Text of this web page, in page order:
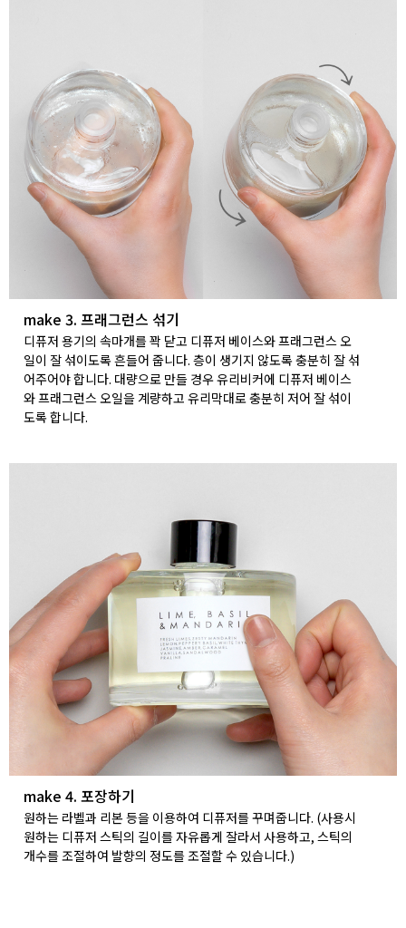
make 3. 프래그런스 섞기
디퓨저 용기의 속마개를 꽉 닫고 디퓨저 베이스와 프래그런스 오
일이 잘 섞이도록 흔들어 줍니다. 층이 생기지 않도록 충분히 잘 섞
어주어야 합니다. 대량으로 만들 경우 유리비커에 디퓨저 베이스
와 프래그런스 오일을 계량하고 유리막대로 충분히 저어 잘 섞이
도록 합니다.
make 4. 포장하기
원하는 라벨과 리본 등을 이용하여 디퓨저를 꾸며줍니다. (사용시
원하는 디퓨저 스틱의 길이를 자유롭게 잘라서 사용하고, 스틱의
개수를 조절하여 발향의 정도를 조절할 수 있습니다.)